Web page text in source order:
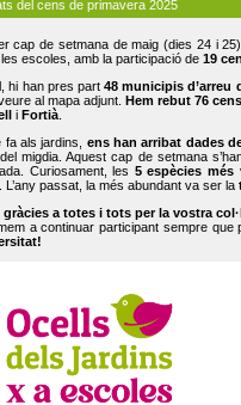
del cens de primavera 2025
cap de setmana de maig (dies 24 i
escoles, amb la participació de 19
hi han pres part48 municipis d’arreu
al mapa adjunt. Hem rebut 76
i Fortià.
fa als jardins, ens han arribat dades
migdia. Aquest cap de setmana
Curiosament, les 5 espècies més
L’any passat, la més abundant va ser la
gràcies a totes i tots per la vostra
a continuar participant sempre que